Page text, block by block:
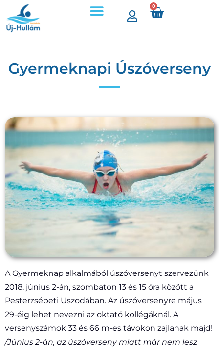
0
Gyermeknapi Úszóverseny
A Gyermeknap alkalmából úszóversenyt szervezünk
2018. június 2-án, szombaton 13 és 15 óra között a
Pesterzsébeti Uszodában. Az úszóversenyre május
29-éig lehet nevezni az oktató kollégáknál. A
versenyszámok 33 és 66 m-es távokon zajlanak majd!
/Június 2-án, az úszóverseny miatt már nem lesz